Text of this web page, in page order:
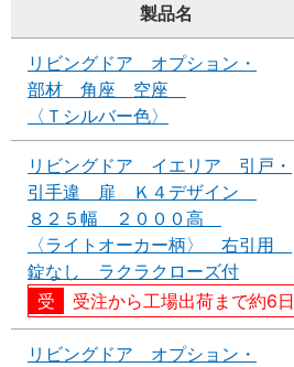
製品名
リビングドア オプション・
部材 角座 空座
〈Ｔシルバー色〉
リビングドア イエリア 引戸・
引手違 扉 Ｋ４デザイン
８２５幅 ２０００高
〈ライトオーカー柄〉 右引用
錠なし ラクラクローズ付
受注から工場出荷まで約6日
リビングドア オプション・